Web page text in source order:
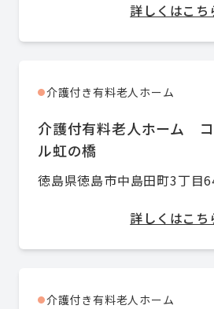
詳しくはこち
●介護付き有料老人ホーム
介護付有料老人ホーム
ル虹の橋
徳島県徳島市中島田町3丁目
詳しくはこち
●介護付き有料老人ホーム